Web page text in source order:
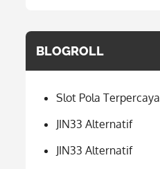
BLOGROLL
Slot Pola Terpercaya
JIN33 Alternatif
JIN33 Alternatif